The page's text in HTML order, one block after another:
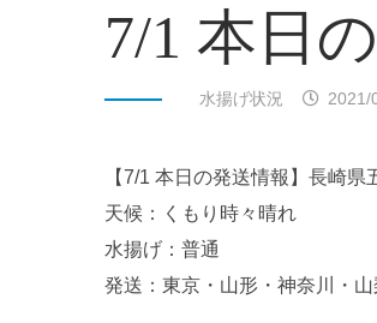
7/1 本日
水揚げ状況 2021/
【7/1 本日の発送情報】長崎
天候：くもり時々晴れ
水揚げ：普通
発送：東京・山形・神奈川・